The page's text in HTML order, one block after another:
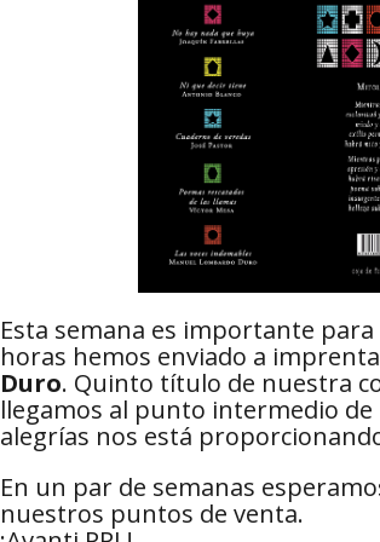
Esta semana es importante
horas hemos enviado a imprenta
Duro. Quinto título de nuestra
llegamos al punto intermedio
alegrías nos está
En un par de semanas
nuestros puntos de venta.